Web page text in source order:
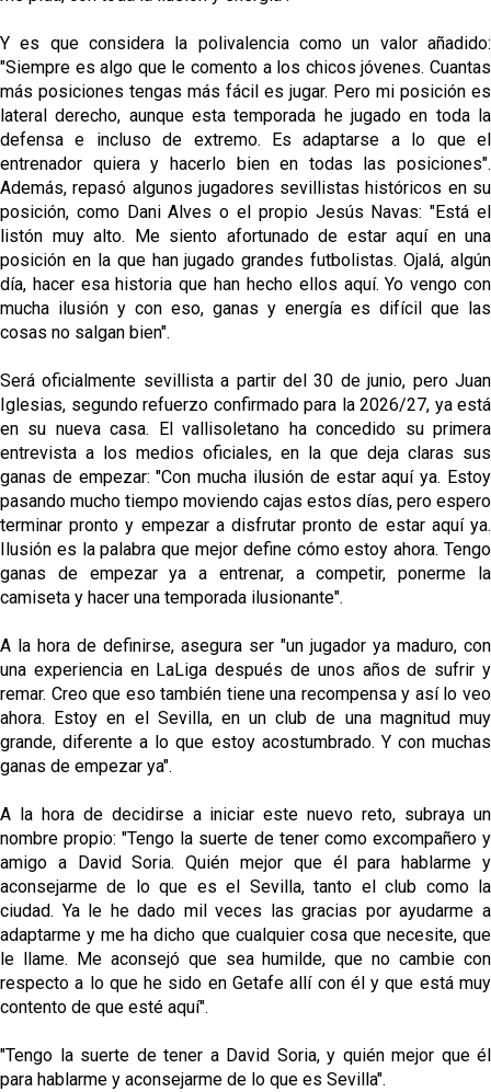
Y es que considera la polivalencia como un valor añadido:
"Siempre es algo que le comento a los chicos jóvenes. Cuantas
más posiciones tengas más fácil es jugar. Pero mi posición es
lateral derecho, aunque esta temporada he jugado en toda la
defensa e incluso de extremo. Es adaptarse a lo que el
entrenador quiera y hacerlo bien en todas las posiciones".
Además, repasó algunos jugadores sevillistas históricos en su
posición, como Dani Alves o el propio Jesús Navas: "Está el
listón muy alto. Me siento afortunado de estar aquí en una
posición en la que han jugado grandes futbolistas. Ojalá, algún
día, hacer esa historia que han hecho ellos aquí. Yo vengo con
mucha ilusión y con eso, ganas y energía es difícil que las
cosas no salgan bien".
Será oficialmente sevillista a partir del 30 de junio, pero Juan
Iglesias, segundo refuerzo confirmado para la 2026/27, ya está
en su nueva casa. El vallisoletano ha concedido su primera
entrevista a los medios oficiales, en la que deja claras sus
ganas de empezar: "Con mucha ilusión de estar aquí ya. Estoy
pasando mucho tiempo moviendo cajas estos días, pero espero
terminar pronto y empezar a disfrutar pronto de estar aquí ya.
Ilusión es la palabra que mejor define cómo estoy ahora. Tengo
ganas de empezar ya a entrenar, a competir, ponerme la
camiseta y hacer una temporada ilusionante".
A la hora de definirse, asegura ser "un jugador ya maduro, con
una experiencia en LaLiga después de unos años de sufrir y
remar. Creo que eso también tiene una recompensa y así lo veo
ahora. Estoy en el Sevilla, en un club de una magnitud muy
grande, diferente a lo que estoy acostumbrado. Y con muchas
ganas de empezar ya".
A la hora de decidirse a iniciar este nuevo reto, subraya un
nombre propio: "Tengo la suerte de tener como excompañero y
amigo a David Soria. Quién mejor que él para hablarme y
aconsejarme de lo que es el Sevilla, tanto el club como la
ciudad. Ya le he dado mil veces las gracias por ayudarme a
adaptarme y me ha dicho que cualquier cosa que necesite, que
le llame. Me aconsejó que sea humilde, que no cambie con
respecto a lo que he sido en Getafe allí con él y que está muy
contento de que esté aquí".
"Tengo la suerte de tener a David Soria, y quién mejor que él
para hablarme y aconsejarme de lo que es Sevilla".